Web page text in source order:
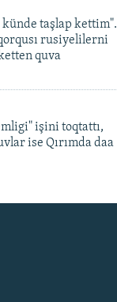
taşlap kettim".
rusiyelilerni
quva
işini toqtattı,
ise Qırımda daa